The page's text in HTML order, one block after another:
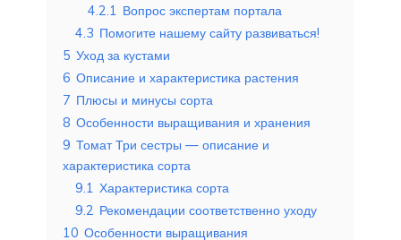
4.2.1 Вопрос экспертам портала
4.3 Помогите нашему сайту развиваться!
5 Уход за кустами
6 Описание и характеристика растения
7 Плюсы и минусы сорта
8 Особенности выращивания и хранения
9 Томат Три сестры — описание и
характеристика сорта
9.1 Характеристика сорта
9.2 Рекомендации соответственно уходу
10 Особенности выращивания